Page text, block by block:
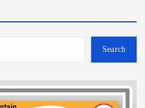
Search